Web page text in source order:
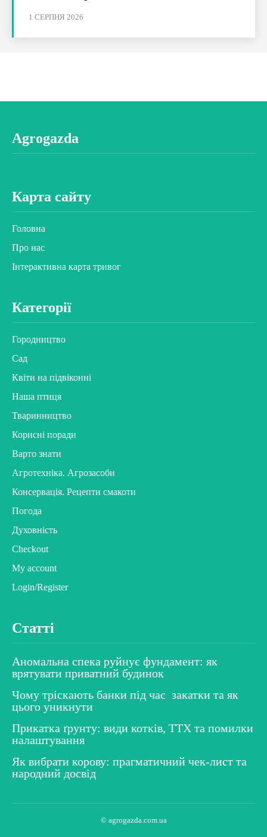
1 СЕРПНЯ 2026
Agrogazda
Карта сайту
Головна
Про нас
Інтерактивна карта тривог
Категорії
Городництво
Сад
Квіти на підвіконні
Наша птиця
Тваринництво
Корисні поради
Варто знати
Агротехніка. Агрозасоби
Консервація. Рецепти смакоти
Погода
Духовність
Checkout
My account
Login/Register
Статті
Аномальна спека руйнує фундамент: як
врятувати приватний будинок
Чому тріскають банки під час закатки та як
цього уникнути
Прикатка ґрунту: види котків, ТТХ та помилки
налаштування
Як вибрати корову: прагматичний чек-лист та
народний досвід
© agrogazda.com.ua